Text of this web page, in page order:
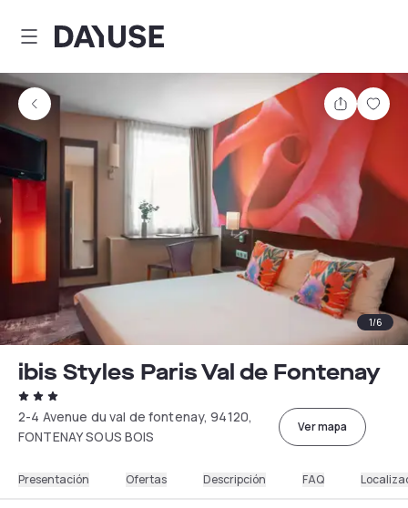
Dayuse
1/6
ibis Styles Paris Val de Fontenay
2-4 Avenue du val de fontenay, 94120,
FONTENAY SOUS BOIS
Ver mapa
Presentación Ofertas Descripción FAQ